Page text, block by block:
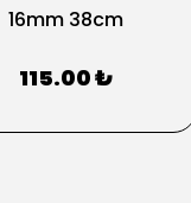
16mm 38cm
115.00 ₺